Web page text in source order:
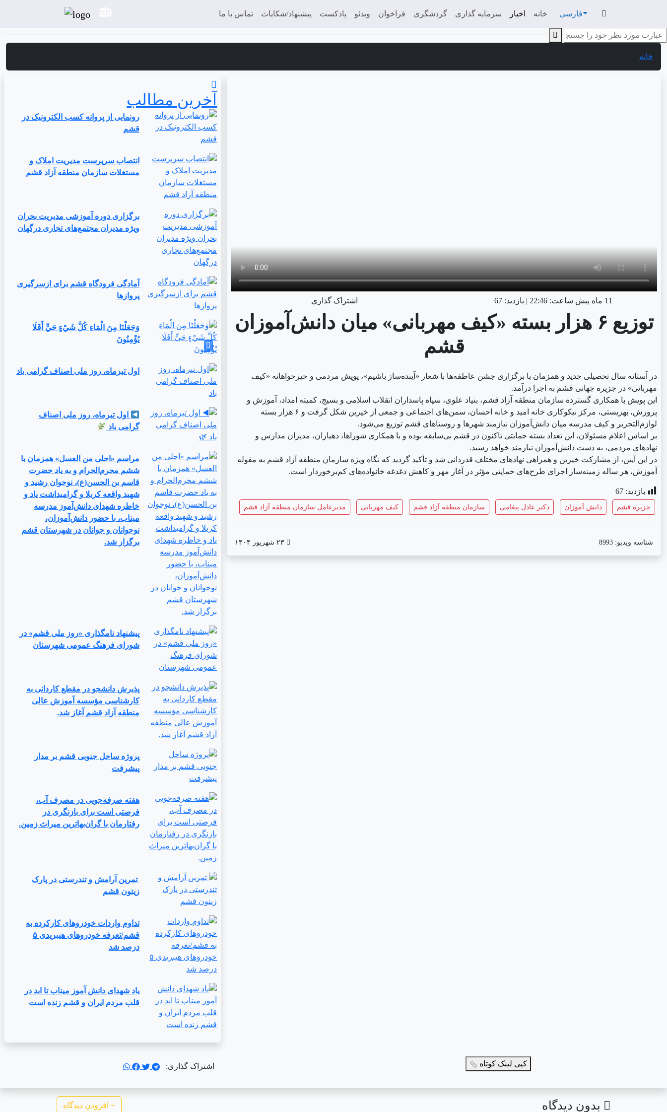
فارسی خانه اخبار سرمایه گذاری گردشگری فراخوان ویدئو پادکست پیشنهاد/شکایات تماس با ما
خانه
11 ماه پیش ساعت: 22:46
| بازدید: 67 اشتراک گذاری
توزیع ۶ هزار بسته «کیف مهربانی» میان دانش‌آموزان
قشم
در آستانه سال تحصیلی جدید و همزمان با برگزاری جشن عاطفه‌ها با شعار «آینده‌ساز باشیم»، پویش مردمی و خیرخواهانه «کیف
مهربانی» در جزیره جهانی قشم به اجرا درآمد.
این پویش با همکاری گسترده سازمان منطقه آزاد قشم، بنیاد علوی، سپاه پاسداران انقلاب اسلامی و بسیج، کمیته امداد، آموزش و
پرورش، بهزیستی، مرکز نیکوکاری خانه امید و خانه احسان، سمن‌های اجتماعی و جمعی از خیرین شکل گرفت و ۶ هزار بسته
لوازم‌التحریر و کیف مدرسه میان دانش‌آموزان نیازمند شهرها و روستاهای قشم توزیع می‌شود.
بر اساس اعلام مسئولان، این تعداد بسته حمایتی تاکنون در قشم بی‌سابقه بوده و با همکاری شوراها، دهیاران، مدیران مدارس و
نهادهای مردمی، به دست دانش‌آموزان نیازمند خواهد رسید.
در این آیین، از مشارکت خیرین و همراهی نهادهای مختلف قدردانی شد و تأکید گردید که نگاه ویژه سازمان منطقه آزاد قشم به مقوله
آموزش، هر ساله زمینه‌ساز اجرای طرح‌های حمایتی مؤثر در آغاز مهر و کاهش دغدغه خانواده‌های کم‌برخوردار است.
بازدید: 67
جزیره قشم دانش آموزان دکتر عادل پیغامی سازمان منطقه آزاد قشم کیف مهربانی مدیرعامل سازمان منطقه آزاد قشم
شناسه ویدیو:
آخرین مطالب
رونمایی از پروانه کسب الکترونیک در
قشم
انتصاب سرپرست مدیریت املاک و
مستغلات سازمان منطقه آزاد قشم
برگزاری دوره آموزشی مدیریت بحران
ویژه مدیران مجتمع‌های تجاری درگهان
آمادگی فرودگاه قشم برای ازسرگیری
پروازها
وَجَعَلْنَا مِنَ الْمَاءِ كُلَّ شَيْءٍ حَيٍّ أَفَلَا
يُؤْمِنُونَ
اول تیرماه، روز ملی اصناف گرامی باد
اول تیرماه، روز ملی اصناف
گرامی باد
مراسم «احلی من العسل» همزمان با
ششم محرم‌الحرام و به یاد حضرت
قاسم بن الحسن(ع)، نوجوان رشید و
شهید واقعه کربلا و گرامیداشت یاد و
خاطره شهدای دانش‌آموز مدرسه
میناب، با حضور دانش‌آموزان،
نوجوانان و جوانان در شهرستان قشم
برگزار شد.
پیشنهاد نامگذاری «روز ملی قشم» در
شورای فرهنگ عمومی شهرستان
پذیرش دانشجو در مقطع کاردانی به
کارشناسی مؤسسه آموزش عالی
منطقه آزاد قشم آغاز شد.
پروژه ساحل جنوبی قشم بر مدار
پیشرفت
‌هفته صرفه‌جویی در مصرف آب،
فرصتی است برای بازنگری در
رفتارمان با گران‌بهاترین میراث زمین.
تمرین آرامش و تندرستی در پارک
زیتون قشم
تداوم واردات خودروهای کارکرده به
قشم/تعرفه خودروهای هیبریدی ۵
درصد شد
یاد شهدای دانش آموز میناب تا ابد در
قلب مردم ایران و قشم زنده است
کپی لینک کوتاه اشتراک گذاری:
بدون دیدگاه + افزودن دیدگاه